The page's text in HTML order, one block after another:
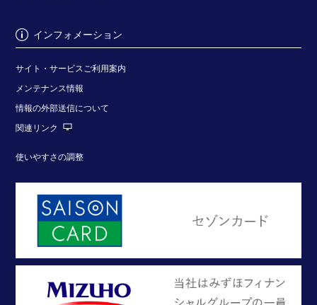
インフォメーション
サイト・サービスご利用案内
メンテナンス情報
情報の外部送信について
関連リンク
使いやすさの調整